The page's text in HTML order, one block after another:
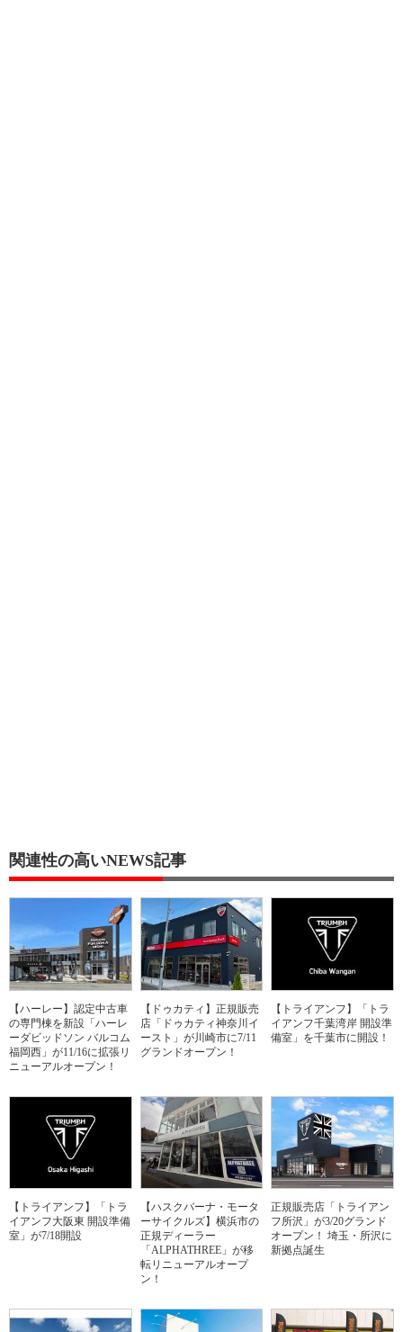
関連性の高いNEWS記事
【ハーレー】認定中古車
の専門棟を新設「ハーレ
ーダビッドソン バルコム
福岡西」が11/16に拡張リ
ニューアルオープン！
【ドゥカティ】正規販売
店「ドゥカティ神奈川イ
ースト」が川崎市に7/11
グランドオープン！
【トライアンフ】「トラ
イアンフ千葉湾岸 開設準
備室」を千葉市に開設！
【トライアンフ】「トラ
イアンフ大阪東 開設準備
室」が7/18開設
【ハスクバーナ・モータ
ーサイクルズ】横浜市の
正規ディーラー
「ALPHATHREE」が移
転リニューアルオープ
ン！
正規販売店「トライアン
フ所沢」が3/20グランド
オープン！ 埼玉・所沢に
新拠点誕生